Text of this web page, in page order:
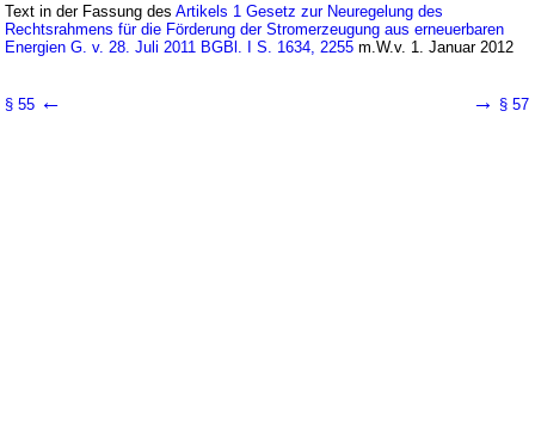
Text in der Fassung desArtikels 1 Gesetz zur Neuregelung des
Rechtsrahmens für die Förderung der Stromerzeugung aus erneuerbaren
Energien G. v. 28. Juli 2011 BGBl. I S. 1634, 2255 m.W.v. 1. Januar 2012
§ 55 ← → § 57